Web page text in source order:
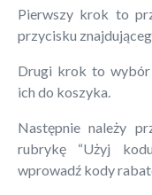
Pierwszy krok to
przycisku
Drugi krok to
ich do koszyka.
Następnie należy
rubrykę “Użyj
wprowadź kody